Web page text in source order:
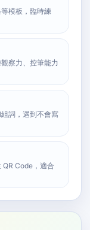
模板，臨時練
察力、控筆能力
詞，遇到不會寫
QR Code，適合